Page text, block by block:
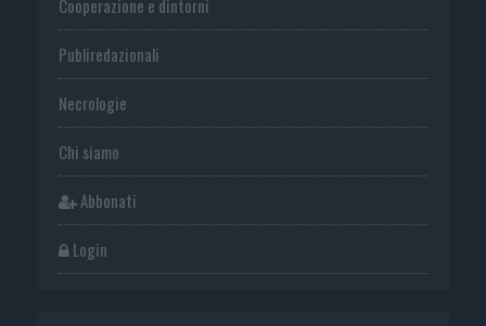
Cooperazione e dintorni
Publiredazionali
Necrologie
Chi siamo
Abbonati
Login